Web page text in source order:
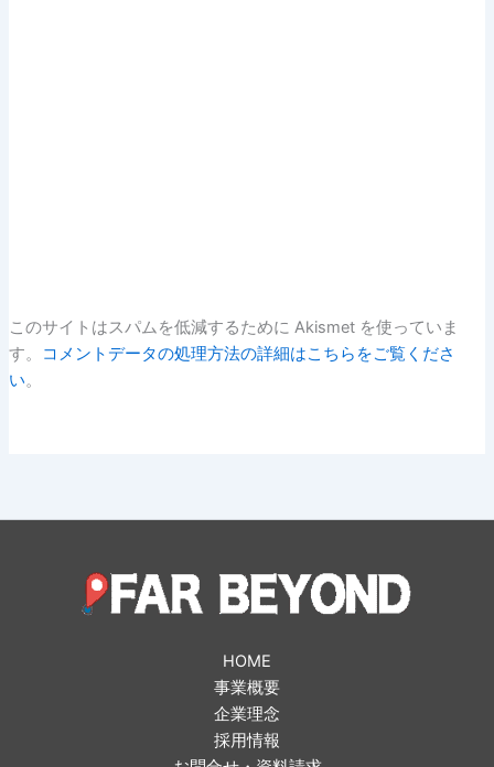
このサイトはスパムを低減するために Akismet を使っていま
す。
コメントデータの処理方法の詳細はこちらをご覧くださ
い。
HOME
事業概要
企業理念
採用情報